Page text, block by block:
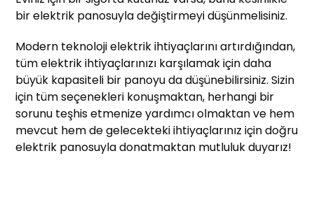
bir elektrik panosuyla değiştirmeyi düşünmelisiniz.
Modern teknoloji elektrik ihtiyaçlarını artırdığından,
tüm elektrik ihtiyaçlarınızı karşılamak için daha
büyük kapasiteli bir panoyu da düşünebilirsiniz. Sizin
için tüm seçenekleri konuşmaktan, herhangi bir
sorunu teşhis etmenize yardımcı olmaktan ve hem
mevcut hem de gelecekteki ihtiyaçlarınız için doğru
elektrik panosuyla donatmaktan mutluluk duyarız!